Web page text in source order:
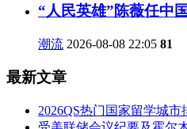
“人民英雄”陈薇任中
潮流 2026-08-08 22:05 81
最新文章
2026QS热门国家留学城市